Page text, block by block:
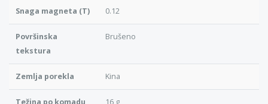
Snaga magneta (T) 0.12
Površinska
tekstura
Brušeno
Zemlja porekla Kina
Težina po komadu 16 g